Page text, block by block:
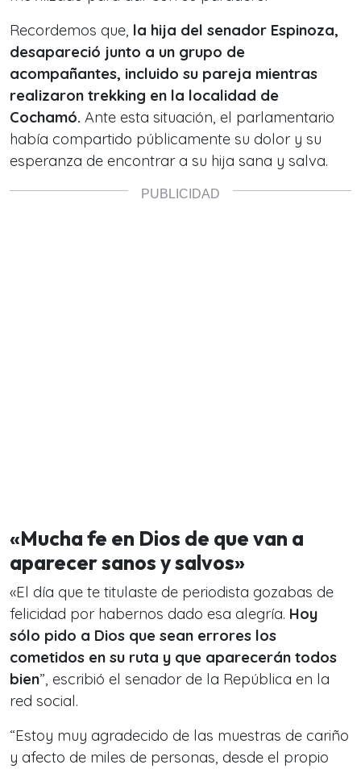
Recordemos que, la hija del senador Espinoza,
desapareció junto a un grupo de
acompañantes, incluido su pareja mientras
realizaron trekking en la localidad de
Cochamó. Ante esta situación, el parlamentario
había compartido públicamente su dolor y su
esperanza de encontrar a su hija sana y salva.
«Mucha fe en Dios de que van a
aparecer sanos y salvos»
«El día que te titulaste de periodista gozabas de
felicidad por habernos dado esa alegría. Hoy
sólo pido a Dios que sean errores los
cometidos en su ruta y que aparecerán todos
bien”, escribió el senador de la República en la
red social.
“Estoy muy agradecido de las muestras de cariño
y afecto de miles de personas, desde el propio